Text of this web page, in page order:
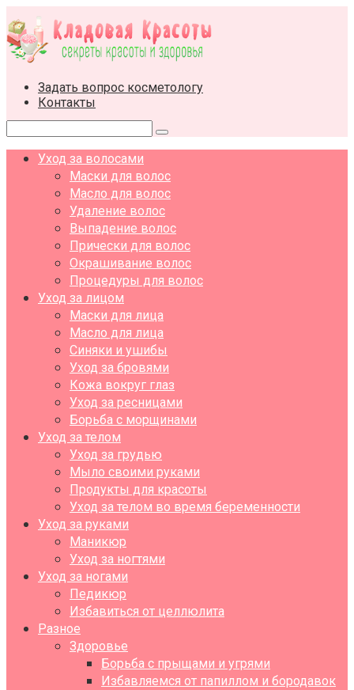
к
контенту
Задать вопрос косметологу
Контакты
Поиск:
Уход за волосами
Маски для волос
Масло для волос
Удаление волос
Выпадение волос
Прически для волос
Окрашивание волос
Процедуры для волос
Уход за лицом
Маски для лица
Масло для лица
Синяки и ушибы
Уход за бровями
Кожа вокруг глаз
Уход за ресницами
Борьба с морщинами
Уход за телом
Уход за грудью
Мыло своими руками
Продукты для красоты
Уход за телом во время беременности
Уход за руками
Маникюр
Уход за ногтями
Уход за ногами
Педикюр
Избавиться от целлюлита
Разное
Здоровье
Борьба с прыщами и угрями
Избавляемся от папиллом и бородавок